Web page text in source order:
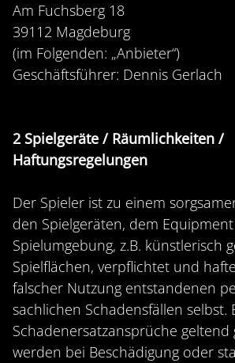
Am Fuchsberg 18
39112 Magdeburg
(im Folgenden: „Anbieter“)
Geschäftsführer: Dennis Gerlach
2 Spielgeräte / Räumlichkeiten /
Haftungsregelungen
Der Spieler ist zu einem
den Spielgeräten, dem
Spielumgebung, z.B. künstlerisch
Spielflächen, verpflichtet und
falscher Nutzung entstandenen
sachlichen Schadensfällen selbst.
Schadenersatzansprüche geltend
werden bei Beschädigung oder